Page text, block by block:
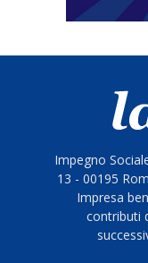
Impegno
13 - 00195
Impresa
contributi